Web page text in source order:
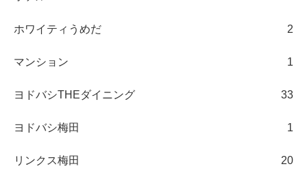
ホワイティうめだ 2
マンション 1
ヨドバシTHEダイニング 33
ヨドバシ梅田 1
リンクス梅田 20